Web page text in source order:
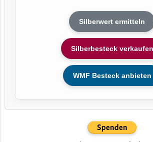
Silberwert ermitteln
Silberbesteck verkaufen
WMF Besteck anbieten